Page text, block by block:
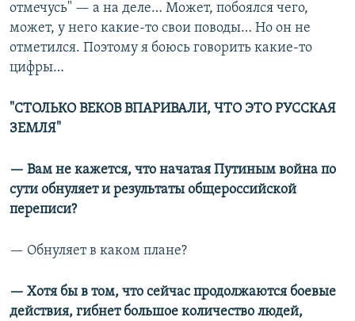
отмечусь" — а на деле… Может, побоялся чего,
может, у него какие-то свои поводы… Но он не
отметился. Поэтому я боюсь говорить какие-то
цифры…
"СТОЛЬКО ВЕКОВ ВПАРИВАЛИ, ЧТО ЭТО РУССКАЯ
ЗЕМЛЯ"
— Вам не кажется, что начатая Путиным война по
сути обнуляет и результаты общероссийской
переписи?
— Обнуляет в каком плане?
— Хотя бы в том, что сейчас продолжаются боевые
действия, гибнет большое количество людей,